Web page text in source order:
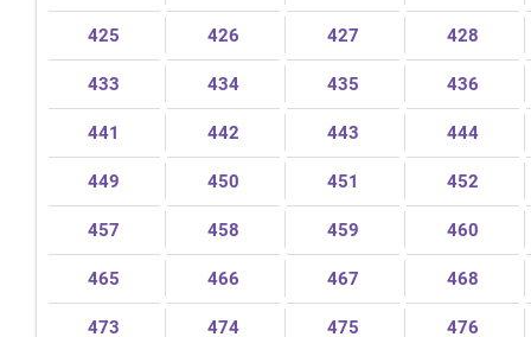
425 426 427 428
433 434 435 436
441 442 443 444
449 450 451 452
457 458 459 460
465 466 467 468
473 474 475 476